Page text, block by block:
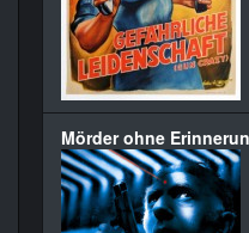
Mörder ohne